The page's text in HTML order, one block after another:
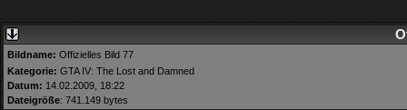
Bildname: Offizielles Bild 77
Kategorie: GTA IV: The Lost and Damned
Datum: 14.02.2009, 18:22
Dateigröße: 741.149 bytes